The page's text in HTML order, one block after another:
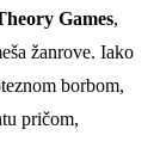
Games,
žanrove. Iako
borbom,
pričom,